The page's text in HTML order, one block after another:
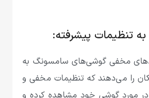
مخفی گوشی‌های سامسونگ به
را می‌دهند که تنظیمات مخفی و
در مورد گوشی خود مشاهده کرده و